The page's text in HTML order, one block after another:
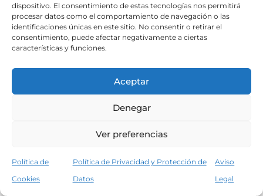
dispositivo. El consentimiento de estas tecnologías nos permitirá
procesar datos como el comportamiento de navegación o las
identificaciones únicas en este sitio. No consentir o retirar el
consentimiento, puede afectar negativamente a ciertas
características y funciones.
Aceptar
Denegar
Ver preferencias
Política de
Cookies
Política de Privacidad y Protección de
Datos
Aviso
Legal